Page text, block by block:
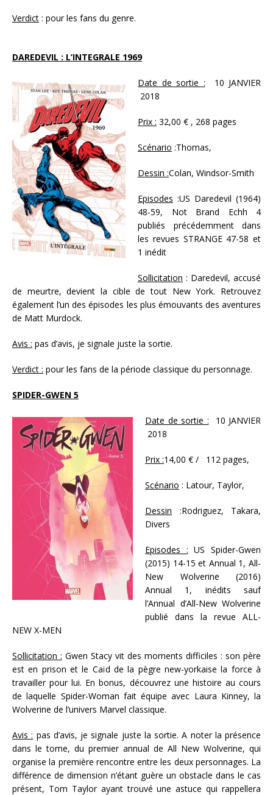
Verdict : pour les fans du genre.
DAREDEVIL : L’INTEGRALE 1969
Date de sortie : 10 JANVIER
2018
Prix : 32,00 € , 268 pages
Scénario :Thomas,
Dessin :Colan, Windsor-Smith
Episodes :US Daredevil (1964)
48-59, Not Brand Echh 4
publiés précédemment dans
les revues STRANGE 47-58 et
1 inédit
Sollicitation : Daredevil, accusé
de meurtre, devient la cible de tout New York. Retrouvez
également l’un des épisodes les plus émouvants des aventures
de Matt Murdock.
Avis : pas d’avis, je signale juste la sortie.
Verdict : pour les fans de la période classique du personnage.
SPIDER-GWEN 5
Date de sortie : 10 JANVIER
2018
Prix :14,00 € / 112 pages,
Scénario : Latour, Taylor,
Dessin :Rodriguez, Takara,
Divers
Episodes : US Spider-Gwen
(2015) 14-15 et Annual 1, All-
New Wolverine (2016)
Annual 1, inédits sauf
l’Annual d’All-New Wolverine
publié dans la revue ALL-
NEW X-MEN
Sollicitation : Gwen Stacy vit des moments difficiles : son père
est en prison et le Caïd de la pègre new-yorkaise la force à
travailler pour lui. En bonus, découvrez une histoire au cours
de laquelle Spider-Woman fait équipe avec Laura Kinney, la
Wolverine de l’univers Marvel classique.
Avis : pas d’avis, je signale juste la sortie. A noter la présence
dans le tome, du premier annual de All New Wolverine, qui
organise la première rencontre entre les deux personnages. La
différence de dimension n’étant guère un obstacle dans le cas
présent, Tom Taylor ayant trouvé une astuce qui rappellera